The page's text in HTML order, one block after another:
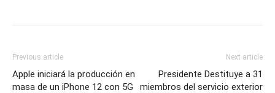
Previous article
Apple iniciará la producción en
masa de un iPhone 12 con 5G
Next article
Presidente Destituye a 31
miembros del servicio exterior